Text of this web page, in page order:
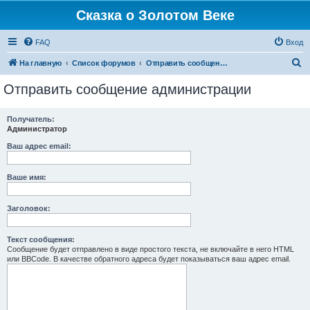
Сказка о Золотом Веке
FAQ Вход
На главную Список форумов Отправить сообщение администрации
Отправить сообщение администрации
Получатель:
Администратор
Ваш адрес email:
Ваше имя:
Заголовок:
Текст сообщения:
Сообщение будет отправлено в виде простого текста, не включайте в него HTML
или BBCode. В качестве обратного адреса будет показываться ваш адрес email.